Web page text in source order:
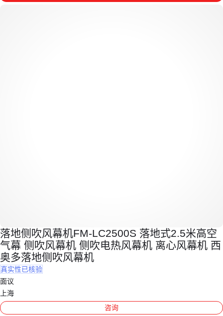
落地侧吹风幕机FM-LC2500S 落地式2.5米高空
气幕 侧吹风幕机 侧吹电热风幕机 离心风幕机 西
奥多落地侧吹风幕机
真实性已核验
面议
上海
咨询